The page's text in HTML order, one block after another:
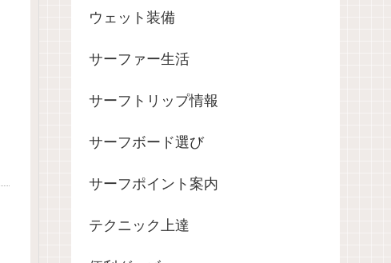
ウェット装備
サーファー生活
サーフトリップ情報
サーフボード選び
サーフポイント案内
テクニック上達